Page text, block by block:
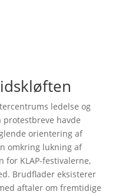
ledelse og
havde
orientering af
omkring lukning af
for KLAP-festivalerne,
Brudflader eksisterer
aftaler om fremtidige